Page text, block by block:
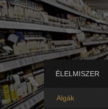
ÉLELMISZER
Algák